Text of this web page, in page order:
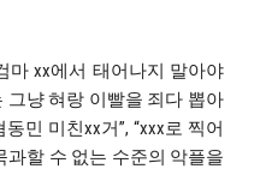
마 xx에서 태어나지 말아야
그냥 혀랑 이빨을 죄다 뽑아
민 미친xx거”, “xxx로 찍어
과할 수 없는 수준의 악플을